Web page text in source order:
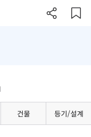
건물 등기/설계